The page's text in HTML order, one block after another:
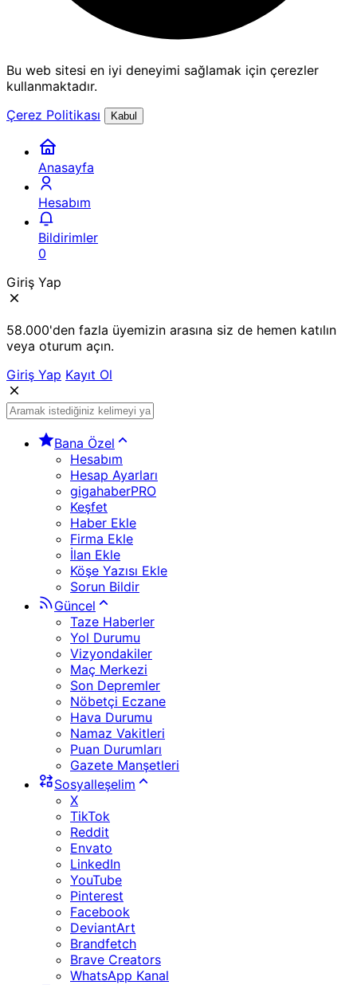
Bu web sitesi en iyi deneyimi sağlamak için çerezler
kullanmaktadır.
Çerez Politikası
Kabul
Anasayfa
Hesabım
Bildirimler
0
Giriş Yap
58.000'den fazla üyemizin arasına siz de hemen katılın
veya oturum açın.
Giriş Yap Kayıt Ol
Bana Özel
Hesabım
Hesap Ayarları
gigahaberPRO
Keşfet
Haber Ekle
Firma Ekle
İlan Ekle
Köşe Yazısı Ekle
Sorun Bildir
Güncel
Taze Haberler
Yol Durumu
Vizyondakiler
Maç Merkezi
Son Depremler
Nöbetçi Eczane
Hava Durumu
Namaz Vakitleri
Puan Durumları
Gazete Manşetleri
Sosyalleşelim
X
TikTok
Reddit
Envato
LinkedIn
YouTube
Pinterest
Facebook
DeviantArt
Brandfetch
Brave Creators
WhatsApp Kanal